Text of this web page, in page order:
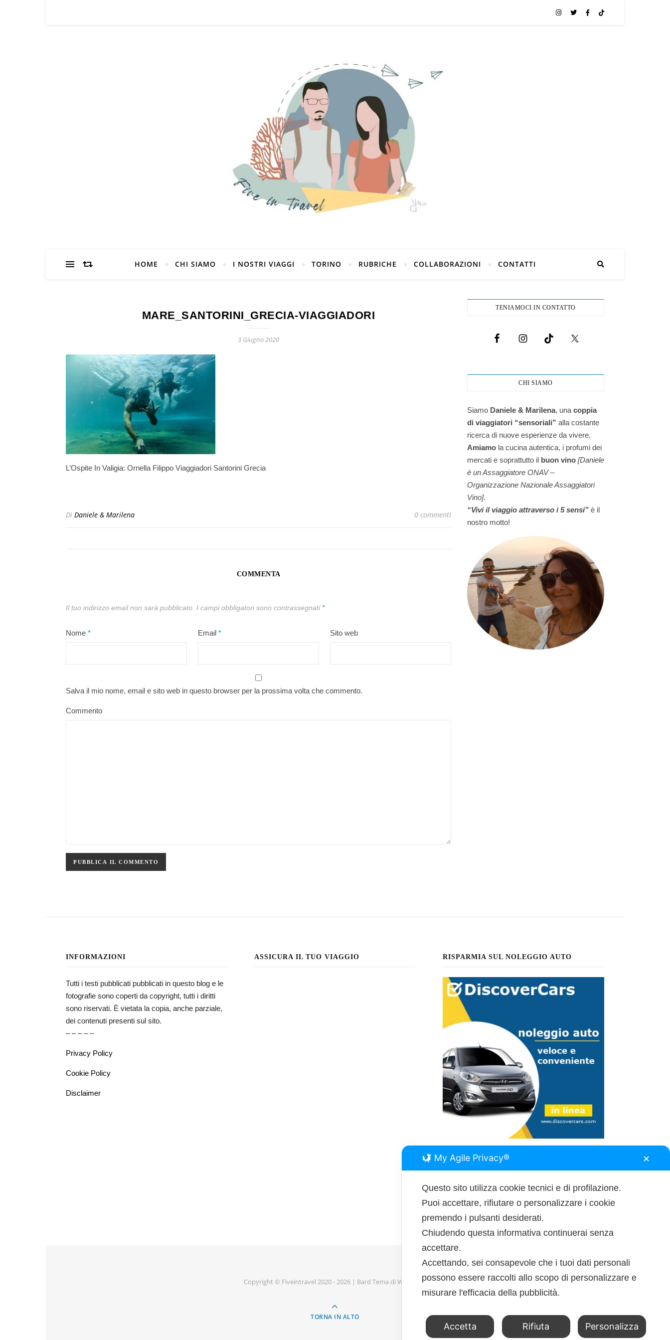
HOME CHI SIAMO I NOSTRI VIAGGI TORINO RUBRICHE COLLABORAZIONI CONTATTI
MARE_SANTORINI_GRECIA-VIAGGIADORI
3 Giugno 2020
L’Ospite In Valigia: Ornella Filippo Viaggiadori Santorini Grecia
Di Daniele & Marilena 0 commenti
COMMENTA
Il tuo indirizzo email non sarà pubblicato. I campi obbligatori sono contrassegnati *
Nome * Email * Sito web
Salva il mio nome, email e sito web in questo browser per la prossima volta che commento.
Commento
TENIAMOCI IN CONTATTO
CHI SIAMO
Siamo Daniele & Marilena, una coppia
di viaggiatori “sensoriali” alla costante
ricerca di nuove esperienze da vivere.
Amiamo la cucina autentica, i profumi dei
mercati e soprattutto il buon vino [Daniele
è un Assaggiatore ONAV –
Organizzazione Nazionale Assaggiatori
Vino].
“Vivi il viaggio attraverso i 5 sensi” è il
nostro motto!
INFORMAZIONI
Tutti i testi pubblicati pubblicati in questo blog e le
fotografie sono coperti da copyright, tutti i diritti
sono riservati. È vietata la copia, anche parziale,
dei contenuti presenti sul sito.
– – – – –
Privacy Policy
Cookie Policy
Disclaimer
ASSICURA IL TUO VIAGGIO RISPARMIA SUL NOLEGGIO AUTO
Copyright © Fiveintravel 2020 - 2026 | Bard Tema di WP Royal.
TORNA IN ALTO
My Agile Privacy® ✕
Questo sito utilizza cookie tecnici e di profilazione.
Puoi accettare, rifiutare o personalizzare i cookie
premendo i pulsanti desiderati.
Chiudendo questa informativa continuerai senza
accettare.
Accettando, sei consapevole che i tuoi dati personali
possono essere raccolti allo scopo di personalizzare e
misurare l'efficacia della pubblicità.
Accetta Rifiuta Personalizza